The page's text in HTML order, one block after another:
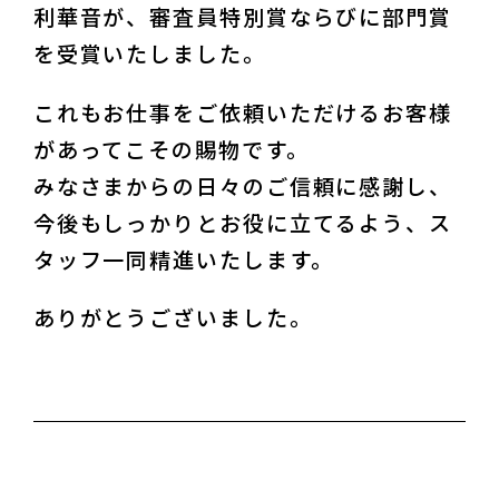
利華音が、審査員特別賞ならびに部門賞
を受賞いたしました。
これもお仕事をご依頼いただけるお客様
があってこその賜物です。
みなさまからの日々のご信頼に感謝し、
今後もしっかりとお役に立てるよう、ス
タッフ一同精進いたします。
ありがとうございました。